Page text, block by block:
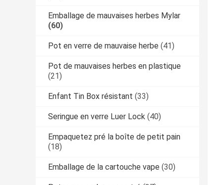
Emballage de mauvaises herbes Mylar
(60)
Pot en verre de mauvaise herbe (41)
Pot de mauvaises herbes en plastique
(21)
Enfant Tin Box résistant (33)
Seringue en verre Luer Lock (40)
Empaquetez pré la boîte de petit pain
(18)
Emballage de la cartouche vape (30)